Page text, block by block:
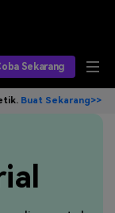
Sekarang
Sekarang>>